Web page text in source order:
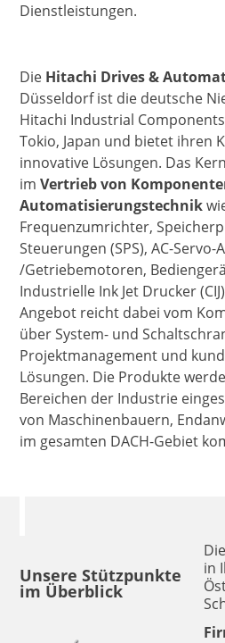
Dienstleistungen.
Die Hitachi Drives &
Düsseldorf ist die deutsche
Hitachi Industrial
Tokio, Japan und bietet ihren
innovative Lösungen. Das
im Vertrieb von
Automatisierungstechnik
Frequenzumrichter,
Steuerungen (SPS), AC-
/Getriebemotoren,
Industrielle Ink Jet Drucker
Angebot reicht dabei vom
über System- und
Projektmanagement und
Lösungen. Die Produkte
Bereichen der Industrie
von Maschinenbauern,
im gesamten DACH-Gebiet
Unsere Stützpunkte
im Überblick
in